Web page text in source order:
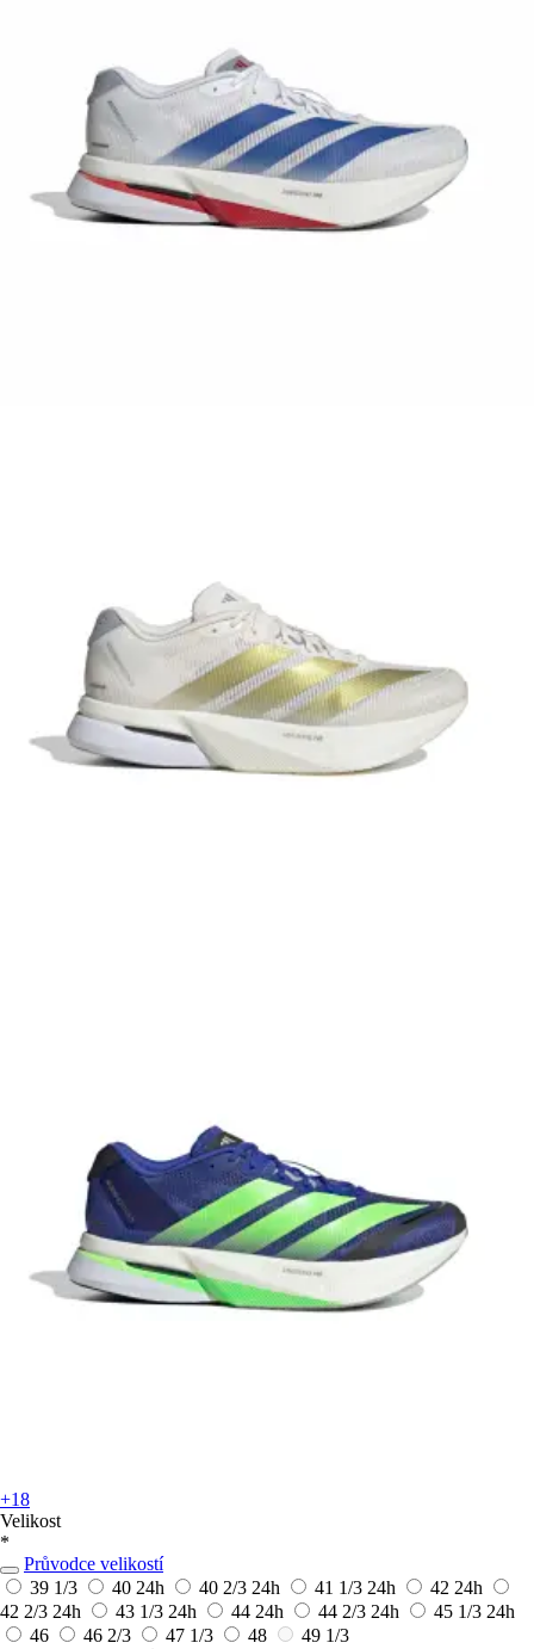
+18
Velikost
*
Průvodce velikostí
39 1/3
40 24h 40 2/3 24h 41 1/3 24h 42 24h
42 2/3 24h 43 1/3 24h 44 24h 44 2/3 24h 45 1/3 24h
46
46 2/3 47 1/3 48
49 1/3